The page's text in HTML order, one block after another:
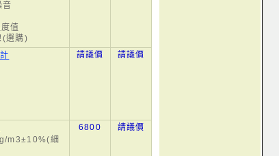
音
值
(選購)
請議價 請議價
m3±10%(細
6800 請議價